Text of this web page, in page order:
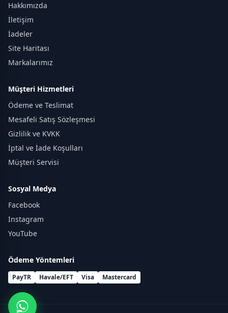
Hakkımızda
İletişim
İadeler
Site Haritası
Markalarımız
Müşteri Hizmetleri
Ödeme ve Teslimat
Mesafeli Satış Sözleşmesi
Gizlilik ve KVKK
İptal ve İade Koşulları
Müşteri Servisi
Sosyal Medya
Facebook
Instagram
YouTube
Ödeme Yöntemleri
PayTR Havale/EFT Visa Mastercard